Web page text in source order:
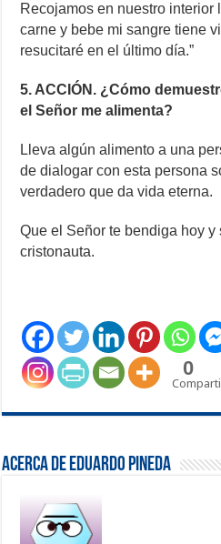
Recojamos en nuestro interior
carne y bebe mi sangre tiene
resucitaré en el último día.”
5. ACCIÓN. ¿Cómo
el Señor me alimenta?
Lleva algún alimento a una
de dialogar con esta persona
verdadero que da vida eterna.
Que el Señor te bendiga hoy
cristonauta.
0
Acerca de Eduardo Pineda